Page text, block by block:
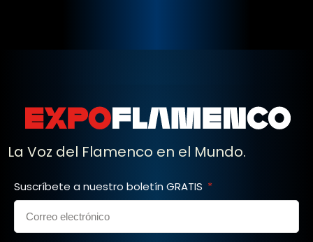
La Voz del Flamenco en el Mundo.
Suscríbete a nuestro boletín GRATIS